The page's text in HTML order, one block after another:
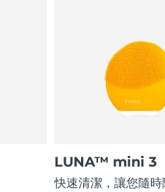
LUNA™ mini 3
快速清潔，讓您隨